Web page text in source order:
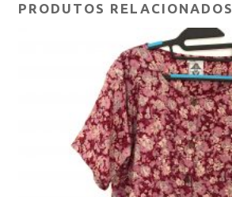
PRODUTOS RELACIONADOS